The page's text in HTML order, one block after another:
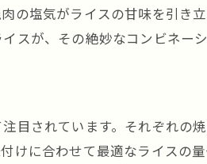
火焼肉の技術とそのこだわり
火焼肉を黒川駅で堪能する方法
わう焼肉とライスの至福
スで心を満たす方法
の塩気がライスの甘味を引き
が、その絶妙なコンビネー
目されています。それぞれの
けに合わせて最適なライスの